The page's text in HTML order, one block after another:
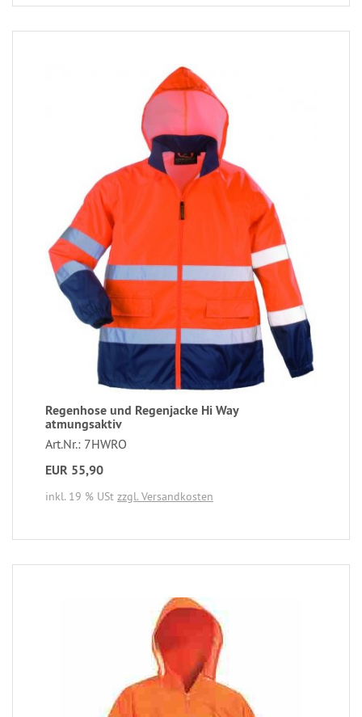
Regenhose und Regenjacke Hi Way
atmungsaktiv
Art.Nr.: 7HWRO
EUR 55,90
inkl. 19 % USt zzgl. Versandkosten